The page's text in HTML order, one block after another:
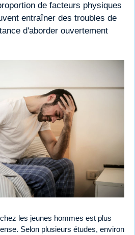
de facteurs physiques
entraîner des troubles de
d'aborder ouvertement
chez les jeunes hommes est plus
Selon plusieurs études, environ